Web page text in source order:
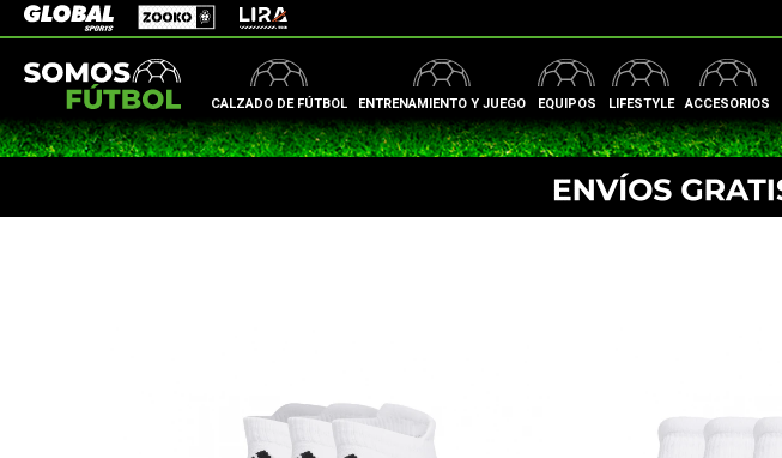
CALZADO DE FÚTBOL ENTRENAMIENTO Y JUEGO EQUIPOS LIFESTYLE ACCESORIOS
Global Sports Zooko Lira